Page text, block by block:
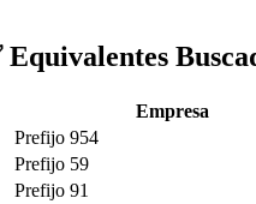
Equivalentes
Empresa
Prefijo 954
Prefijo 59
Prefijo 91